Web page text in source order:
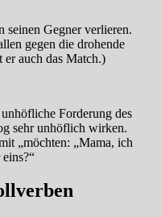
seinen Gegner verlieren.
gegen die drohende
auch das Match.)
Forderung des
sehr unhöflich wirken.
„möchten: „Mama, ich